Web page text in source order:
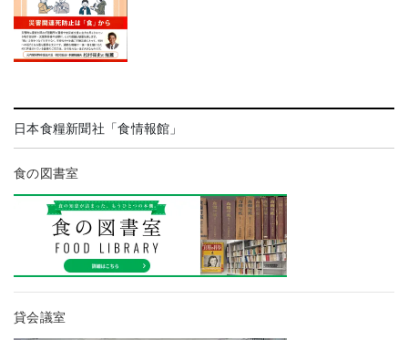
日本食糧新聞社「食情報館」
食の図書室
貸会議室